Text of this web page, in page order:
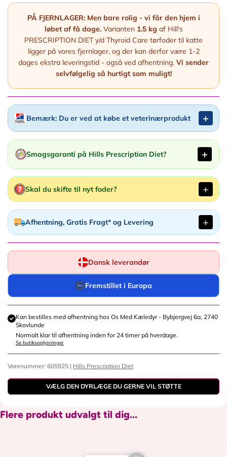
PÅ FJERNLAGER: Men bare rolig - vi får den hjem i
løbet af få dage.Varianten 1.5 kg af Hill's
PRESCRIPTION DIET y/d Thyroid Care tørfoder til katte
ligger på vores fjernlager, og der kan derfor være 1-2
dages ekstra leveringstid - også ved afhentning. Vi sender
selvfølgelig så hurtigt som muligt!
Bemærk: Du er ved at købe et veterinærprodukt
Smagsgaranti på Hills Prescription Diet?
Skal du skifte til nyt foder?
Afhentning, Gratis Fragt* og Levering
Dansk leverandør
Fremstillet i Europa
Kan bestilles med afhentning hos Os Med Kæledyr - Bybjergvej 6a, 2740
Skovlunde
Normalt klar til afhentning inden for 24 timer på hverdage.
Se butiksoplysninger
Varenummer: 605925 | Hills Prescription Diet
VÆLG DEN DYRLÆGE DU GERNE VIL STØTTE
Flere produkt udvalgt til dig...